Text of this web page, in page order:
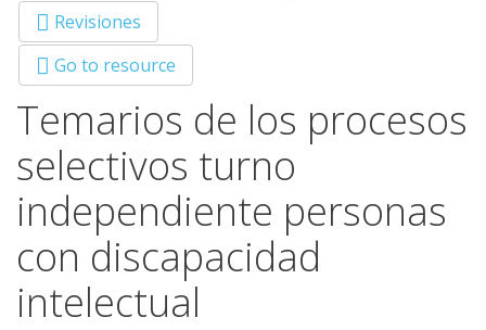
Revisiones
Go to resource
Temarios de los procesos
selectivos turno
independiente personas
con discapacidad
intelectual